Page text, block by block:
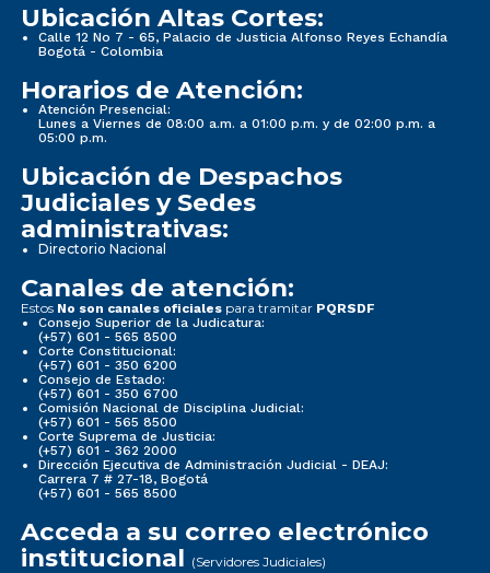
Ubicación Altas Cortes:
Calle 12 No 7 - 65, Palacio de Justicia Alfonso Reyes Echandía
Bogotá - Colombia
Horarios de Atención:
Atención Presencial:
Lunes a Viernes de 08:00 a.m. a 01:00 p.m. y de 02:00 p.m. a
05:00 p.m.
Ubicación de Despachos
Judiciales y Sedes
administrativas:
Directorio Nacional
Canales de atención:
Estos No son canales oficiales para tramitar PQRSDF
Consejo Superior de la Judicatura:
(+57) 601 - 565 8500
Corte Constitucional:
(+57) 601 - 350 6200
Consejo de Estado:
(+57) 601 - 350 6700
Comisión Nacional de Disciplina Judicial:
(+57) 601 - 565 8500
Corte Suprema de Justicia:
(+57) 601 - 362 2000
Dirección Ejecutiva de Administración Judicial - DEAJ:
Carrera 7 # 27-18, Bogotá
(+57) 601 - 565 8500
Acceda a su correo electrónico
institucional (Servidores Judiciales)